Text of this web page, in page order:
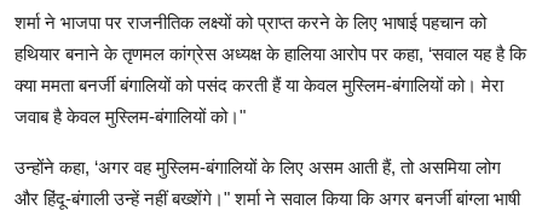
शर्मा ने भाजपा पर राजनीतिक लक्ष्यों को प्राप्त करने के लिए भाषाई पहचान को
हथियार बनाने के तृणमल कांग्रेस अध्यक्ष के हालिया आरोप पर कहा, ‘सवाल यह है कि
क्या ममता बनर्जी बंगालियों को पसंद करती हैं या केवल मुस्लिम-बंगालियों को। मेरा
जवाब है केवल मुस्लिम-बंगालियों को।"
उन्होंने कहा, ‘अगर वह मुस्लिम-बंगालियों के लिए असम आती हैं, तो असमिया लोग
और हिंदू-बंगाली उन्हें नहीं बख्शेंगे।" शर्मा ने सवाल किया कि अगर बनर्जी बांग्ला भाषी